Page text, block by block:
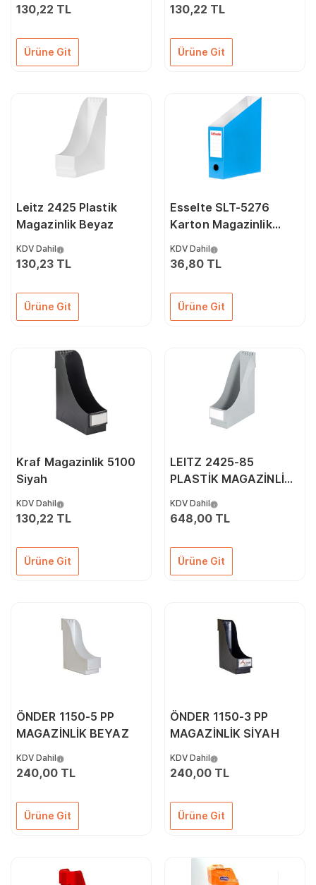
130,22 TL
Ürüne Git
130,22 TL
Ürüne Git
Leitz 2425 Plastik
Magazinlik Beyaz
KDV Dahil
130,23 TL
Ürüne Git
Esselte SLT-5276
Karton Magazinlik
KDV Dahil
36,80 TL
Ürüne Git
Kraf Magazinlik 5100
Siyah
KDV Dahil
130,22 TL
Ürüne Git
LEITZ 2425-85
PLASTİK MAGAZİNLİK
KDV Dahil
648,00 TL
Ürüne Git
ÖNDER 1150-5 PP
MAGAZİNLİK BEYAZ
KDV Dahil
240,00 TL
Ürüne Git
ÖNDER 1150-3 PP
MAGAZİNLİK SİYAH
KDV Dahil
240,00 TL
Ürüne Git